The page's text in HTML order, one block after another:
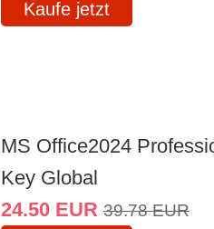
Kaufe jetzt
MS Office2024
Key Global
24.50 EUR 39.78 EUR